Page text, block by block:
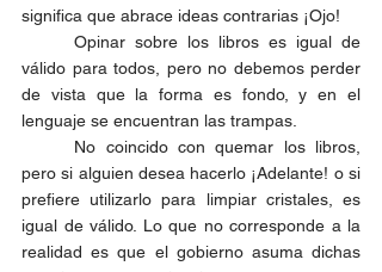
significa que abrace ideas contrarias ¡Ojo!
válido para todos, pero no debemos perder
de vista que la forma es fondo, y en el
lenguaje se encuentran las trampas.
pero si alguien desea hacerlo ¡Adelante! o si
prefiere utilizarlo para limpiar cristales, es
igual de válido. Lo que no corresponde a la
realidad es que el gobierno asuma dichas